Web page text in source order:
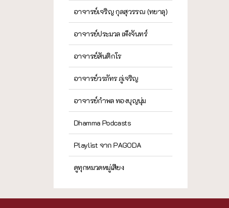
อาจารย์เจริญ กุลสุวรรณ (ทยาลุ)
อาจารย์ประมวล เพ็งจันทร์
อาจารย์สันติกโร
อาจารย์วรภัทร ภู่เจริญ
อาจารย์กำพล ทองบุญนุ่ม
Dhamma Podcasts
Playlist จาก PAGODA
ดูทุกหมวดหมู่เสียง